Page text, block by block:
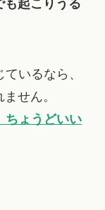
も起こりうる
いるなら、
せん。
ちょうどいい